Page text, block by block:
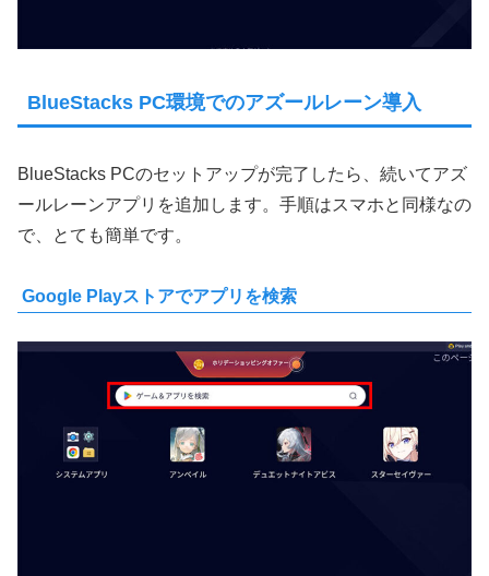
BlueStacks PC環境でのアズールレーン導入
BlueStacks PCのセットアップが完了したら、続いてアズ
ールレーンアプリを追加します。手順はスマホと同様なの
で、とても簡単です。
Google Playストアでアプリを検索